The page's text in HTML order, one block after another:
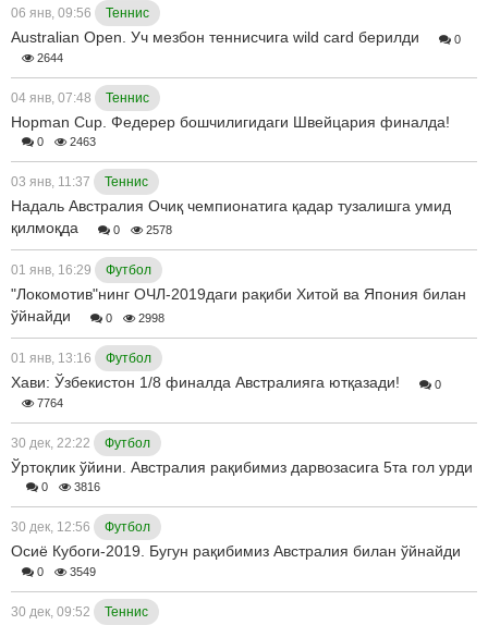
06 янв, 09:56 Теннис
Australian Open. Уч мезбон теннисчига wild card берилди
0
2644
04 янв, 07:48 Теннис
Hopman Cup. Федерер бошчилигидаги Швейцария финалда!
0 2463
03 янв, 11:37 Теннис
Надаль Австралия Очиқ чемпионатига қадар тузалишга умид
қилмоқда
0 2578
01 янв, 16:29 Футбол
"Локомотив"нинг ОЧЛ-2019даги рақиби Хитой ва Япония билан
ўйнайди
0 2998
01 янв, 13:16 Футбол
Хави: Ўзбекистон 1/8 финалда Австралияга ютқазади!
0
7764
30 дек, 22:22 Футбол
Ўртоқлик ўйини. Австралия рақибимиз дарвозасига 5та гол урди
0 3816
30 дек, 12:56 Футбол
Осиё Кубоги-2019. Бугун рақибимиз Австралия билан ўйнайди
0 3549
30 дек, 09:52 Теннис